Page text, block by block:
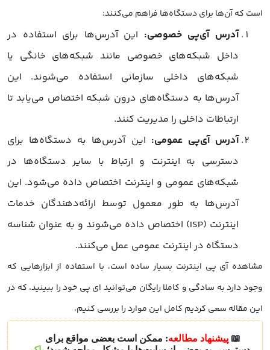
است که آن‌ها برای دستگاه‌ها فراهم می‌کنند:
آدرس آی‌پی خصوصی: این آدرس‌ها برای استفاده در
داخل شبکه‌های خصوصی مانند شبکه‌های خانگی یا
شبکه‌های داخلی سازمانی استفاده می‌شوند. این
آدرس‌ها به دستگاه‌های درون شبکه اختصاص می‌یابد تا
ارتباطات داخلی را مدیریت کنند.
آدرس آی‌پی عمومی: این آدرس‌ها به دستگاه‌ها برای
دسترسی به اینترنت و ارتباط با سایر دستگاه‌ها در
شبکه‌های عمومی و اینترنت اختصاص داده می‌شود. این
آدرس‌ها به طور معمول توسط ارائه‌دهندگان خدمات
اینترنت (ISP) اختصاص داده می‌شوند و به عنوان شناسه
دستگاه در اینترنت عمومی عمل می‌کنند.
مشاهده آی پی اینترنت بسیار ساده است، با استفاده از ابزارهایی که
وجود دارد به سادگی و کاملا رایگان می‌توانید ای پی خود را ببینید، که در
این مقاله سعی کردیم کامل این موارد را بررسی کنیم،
📖 پیشنهاد مطالعه: ممکن است بعضی مواقع برای